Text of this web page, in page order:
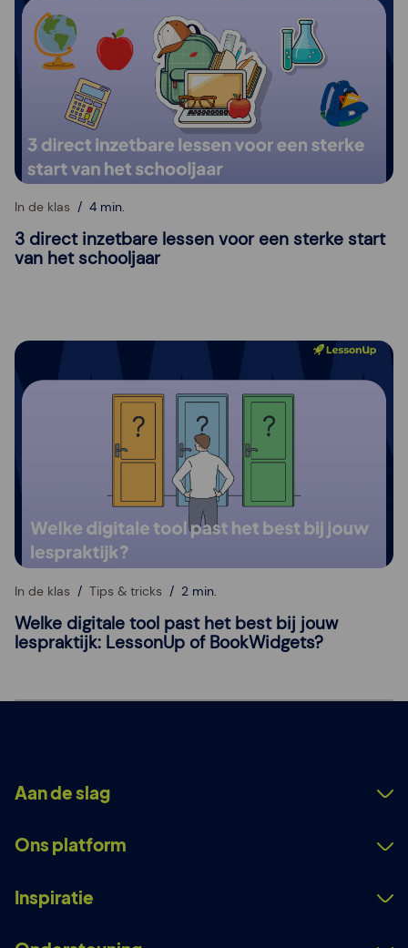
In de klas 4 min.
3 direct inzetbare lessen voor een sterke start
van het schooljaar
In de klas Tips & tricks 2 min.
Welke digitale tool past het best bij jouw
lespraktijk: LessonUp of BookWidgets?
Aan de slag
Ons platform
Inspiratie